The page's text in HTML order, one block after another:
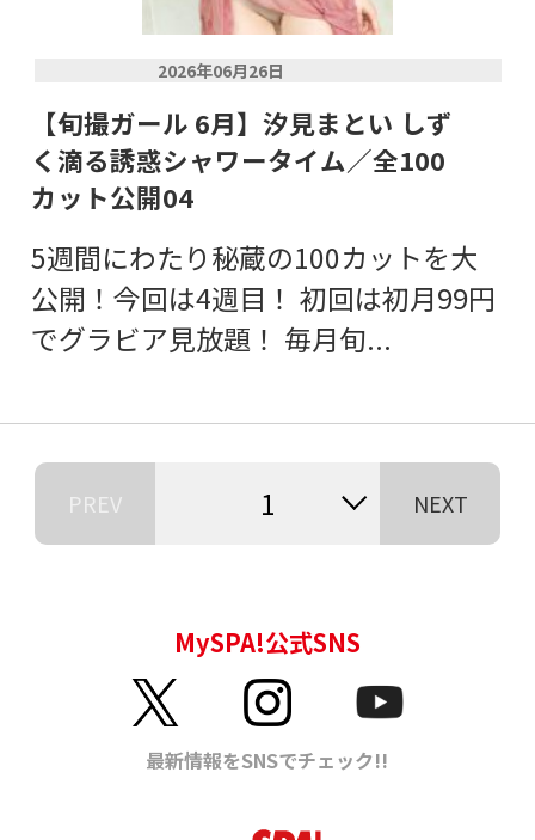
2026年06月26日
【旬撮ガール 6月】汐見まとい しず
く滴る誘惑シャワータイム／全100
カット公開04
5週間にわたり秘蔵の100カットを大
公開！今回は4週目！ 初回は初月99円
でグラビア見放題！ 毎月旬...
PREV 1 NEXT